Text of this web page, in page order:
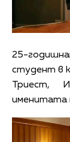
25-
студент в
Триест,
именитата